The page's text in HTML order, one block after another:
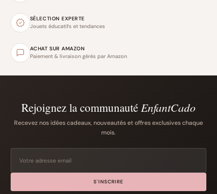
SÉLECTION EXPERTE
Jouets éducatifs et tendances
ACHAT SUR AMAZON
Paiement & livraison gérés par Amazon
Rejoignez la communauté EnfantCado
Recevez nos idées cadeaux, nouveautés et offres exclusives chaque
mois.
S'INSCRIRE